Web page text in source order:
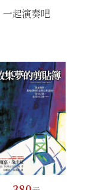
一起演奏吧